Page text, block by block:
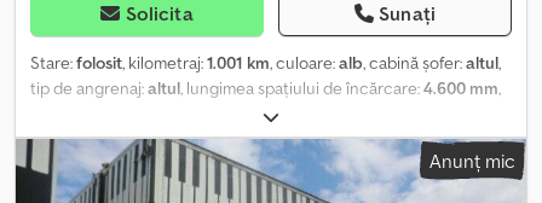
Solicita Sunați
Stare:folosit, kilometraj:1.001 km, culoare:alb, cabină șofer:altul,
tip de angrenaj:altul, lungimea spațiului de încărcare:4.600 mm,
2.500 mm
încărcare:2.590 mm, Locația vehiculului: Bovenden, uși portal
Cedpsi Rqzmjfx Ahmerf Structură: CA NOUĂ! DISPONIBILE MAI
MULTE UNITĂȚI! Demontată de pe un Iveco 75E17, ampatament
Anunț mic